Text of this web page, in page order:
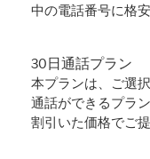
中の電話番号に格
30日通話プラン
本プランは、ご選
通話ができるプラ
割引いた価格でご